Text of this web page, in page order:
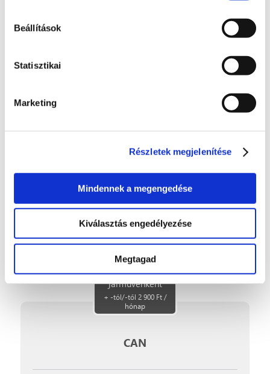
Beállítások
Statisztikai
Marketing
Részletek megjelenítése
Mindennek a megengedése
Kiválasztás engedélyezése
Megtagad
Személyre szabott ajánlatot kérek
73 990 Ft
járművenként
+ -tól/-től 2 900 Ft /
hónap
CAN